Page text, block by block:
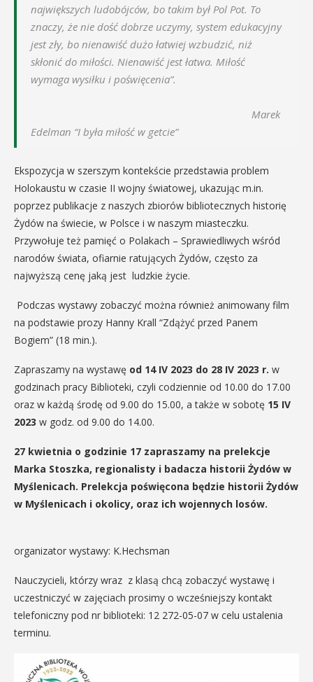
największych ludobójców, bo takim był Pol Pot. To
znaczy, że nie dość dobrze uczymy, system edukacyjny
jest zły, bo nienawiść dużo łatwiej wzbudzić, niż
skłonić do miłości. Nienawiść jest łatwa. Miłość
wymaga wysiłku i poświęcenia”.
Marek
Edelman “I była miłość w getcie”
Ekspozycja w szerszym kontekście przedstawia problem
Holokaustu w czasie II wojny światowej, ukazując m.in.
poprzez publikacje z naszych zbiorów bibliotecznych historię
Żydów na świecie, w Polsce i w naszym miasteczku.
Przywołuje też pamięć o Polakach – Sprawiedliwych wśród
narodów świata, ofiarnie ratujących Żydów, często za
najwyższą cenę jaką jest ludzkie życie.
Podczas wystawy zobaczyć można również animowany film
na podstawie prozy Hanny Krall “Zdążyć przed Panem
Bogiem” (18 min.).
Zapraszamy na wystawę od 14 IV 2023 do 28 IV 2023 r. w
godzinach pracy Biblioteki, czyli codziennie od 10.00 do 17.00
oraz w każdą środę od 9.00 do 15.00, a także w sobotę 15 IV
2023 w godz. od 9.00 do 14.00.
27 kwietnia o godzinie 17 zapraszamy na prelekcje
Marka Stoszka, regionalisty i badacza historii Żydów w
Myślenicach. Prelekcja poświęcona będzie historii Żydów
w Myślenicach i okolicy, oraz ich wojennych losów.
organizator wystawy: K.Hechsman
Nauczycieli, którzy wraz z klasą chcą zobaczyć wystawę i
uczestniczyć w zajęciach prosimy o wcześniejszy kontakt
telefoniczny pod nr biblioteki: 12 272-05-07 w celu ustalenia
terminu.